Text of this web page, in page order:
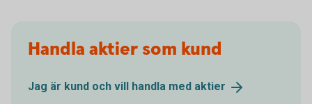
Handla aktier som kund
Jag är kund och vill handla med aktier